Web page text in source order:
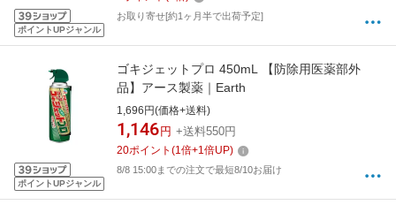
ポイントUPジャンル
お取り寄せ[約1ヶ月半で出荷予定]
ポイントUPジャンル
ゴキジェットプロ 450mL 【防除用医薬部外
品】アース製薬｜Earth
1,696円(価格+送料)
1,146 円 +送料550円
20ポイント (1倍+1倍UP)
8/8 15:00までの注文で最短8/10お届け